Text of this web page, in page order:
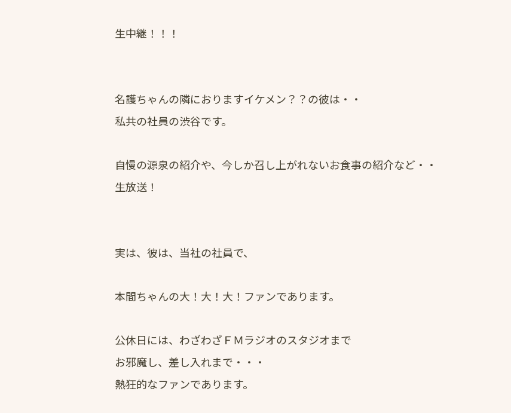
生中継！！！
名護ちゃんの隣におりますイケメン？？の彼は・・
私共の社員の渋谷です。
自慢の源泉の紹介や、今しか召し上がれないお食事の紹介など・・
生放送！
実は、彼は、当社の社員で、
本間ちゃんの大！大！大！ファンであります。
公休日には、わざわざＦＭラジオのスタジオまで
お邪魔し、差し入れまで・・・
熱狂的なファンであります。